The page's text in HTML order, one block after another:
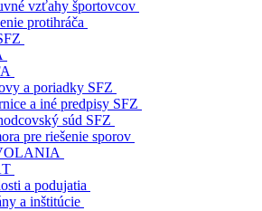
vzťahy športovcov
protihráča
a poriadky SFZ
a iné predpisy SFZ
súd SFZ
pre riešenie sporov
a podujatia
a inštitúcie